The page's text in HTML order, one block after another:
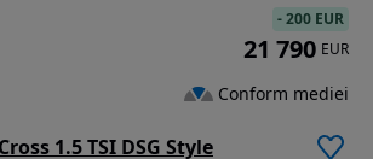
1.5 TSI DSG Style
-200 EUR
21 790 EUR
Conform mediei